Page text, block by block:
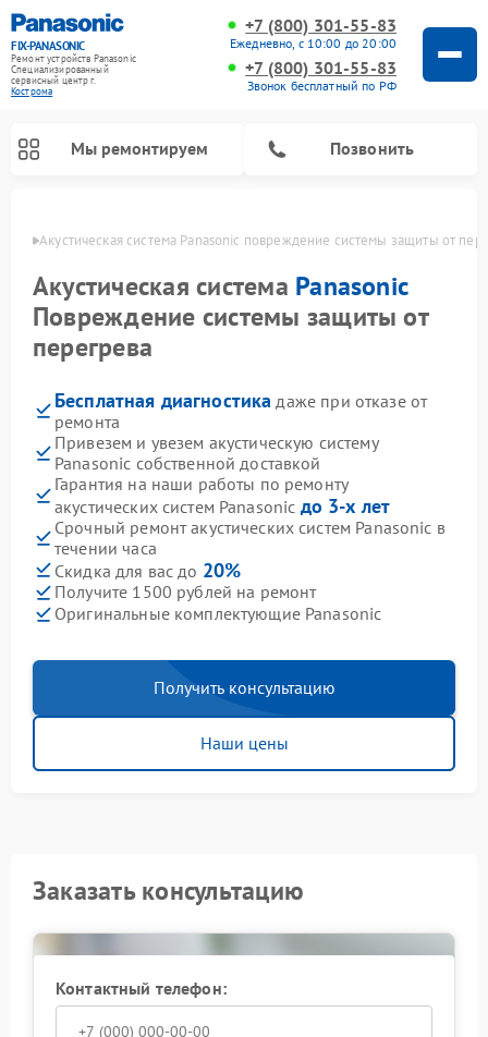
FIX-PANASONIC
Ремонт устройств Panasonic
Специализированный
cервисный центр г.
Кострома
+7 (800) 301-55-83
Ежедневно, с 10:00 до 20:00
+7 (800) 301-55-83
Звонок бесплатный по РФ
Мы ремонтируем Позвонить
Акустическая система Panasonic повреждение системы защиты от
Акустическая система Panasonic
Повреждение системы защиты от
перегрева
Бесплатная диагностика даже при отказе от
ремонта
Привезем и увезем акустическую систему
Panasonic собственной доставкой
Гарантия на наши работы по ремонту
акустических систем Panasonic до 3-х лет
Срочный ремонт акустических систем Panasonic в
течении часа
Скидка для вас до 20%
Получите 1500 рублей на ремонт
Оригинальные комплектующие Panasonic
Получить консультацию
Наши цены
Заказать консультацию
Контактный телефон: